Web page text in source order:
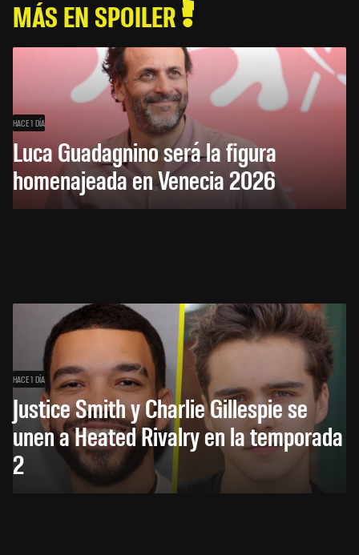
MÁS EN SPOILER
HACE 1 DÍA
Luca Guadagnino será la figura
homenajeada en Venecia 2026
HACE 1 DÍA
Justice Smith y Charlie Gillespie se
unen a Heated Rivalry en la temporada
2